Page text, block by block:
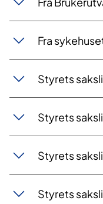
Fra
Styrets
Styrets
Styrets
Styrets